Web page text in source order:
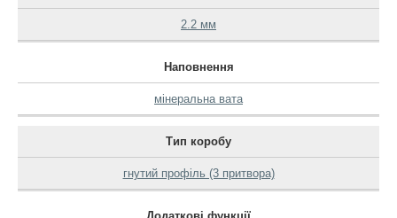
2.2 мм
Наповнення
мінеральна вата
Тип коробу
гнутий профіль (3 притвора)
Додаткові функції